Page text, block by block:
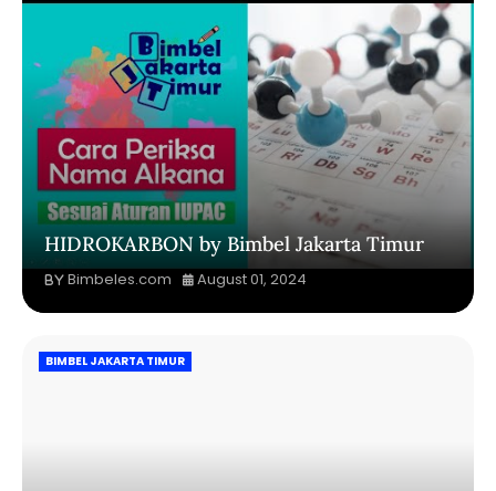
HIDROKARBON by Bimbel Jakarta Timur
Bimbeles.com August 01, 2024
BIMBEL JAKARTA TIMUR